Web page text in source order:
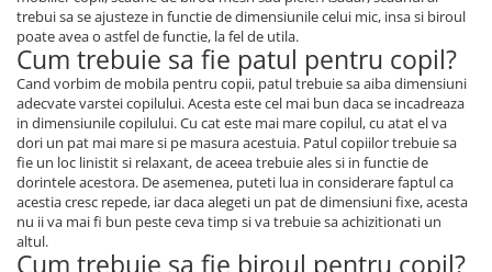
trebui sa se ajusteze in functie de dimensiunile celui mic, insa si biroul
poate avea o astfel de functie, la fel de utila.
Cum trebuie sa fie patul pentru copil?
Cand vorbim de mobila pentru copii, patul trebuie sa aiba dimensiuni
adecvate varstei copilului. Acesta este cel mai bun daca se incadreaza
in dimensiunile copilului. Cu cat este mai mare copilul, cu atat el va
dori un pat mai mare si pe masura acestuia. Patul copiilor trebuie sa
fie un loc linistit si relaxant, de aceea trebuie ales si in functie de
dorintele acestora. De asemenea, puteti lua in considerare faptul ca
acestia cresc repede, iar daca alegeti un pat de dimensiuni fixe, acesta
nu ii va mai fi bun peste ceva timp si va trebuie sa achizitionati un
altul.
Cum trebuie sa fie biroul pentru copil?